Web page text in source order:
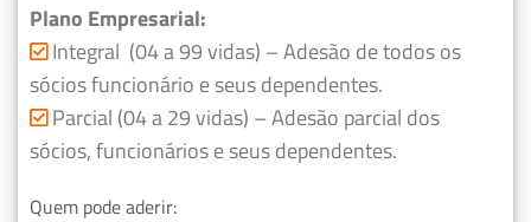
Plano Empresarial:
Integral (04 a 99 vidas) – Adesão de todos os
sócios funcionário e seus dependentes.
Parcial (04 a 29 vidas) – Adesão parcial dos
sócios, funcionários e seus dependentes.
Quem pode aderir: